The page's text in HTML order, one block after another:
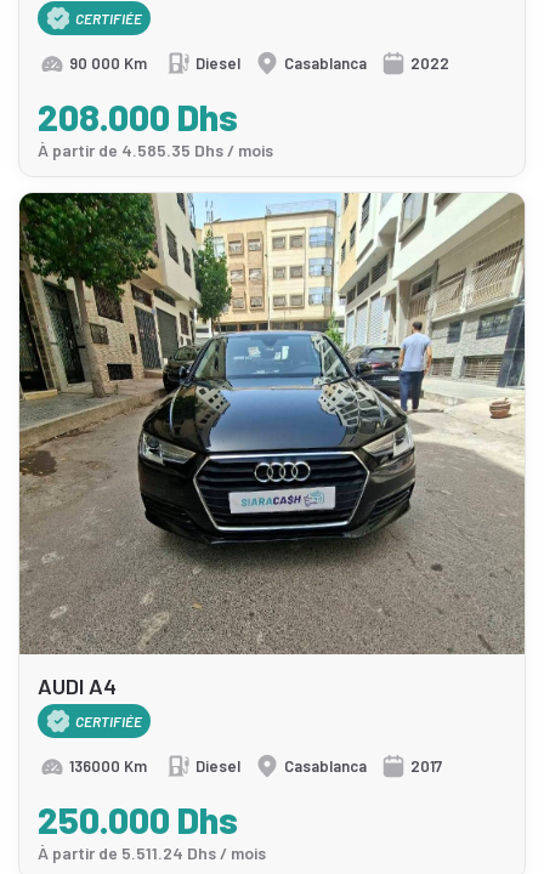
CERTIFIÉE
90 000 Km Diesel Casablanca 2022
208.000 Dhs
À partir de 4.585.35 Dhs / mois
AUDI A4
CERTIFIÉE
136000 Km Diesel Casablanca 2017
250.000 Dhs
À partir de 5.511.24 Dhs / mois